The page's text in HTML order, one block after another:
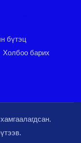
бүтэц
Холбоо барих